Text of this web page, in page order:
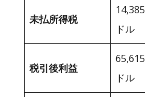
未払所得税
14,385
ドル
税引後利益
65,615
ドル